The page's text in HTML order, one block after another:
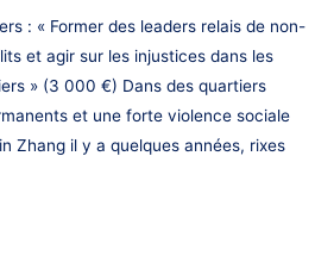
: « Former des leaders relais de non-
et agir sur les injustices dans les
» (3 000 €) Dans des quartiers
et une forte violence sociale
Zhang il y a quelques années, rixes